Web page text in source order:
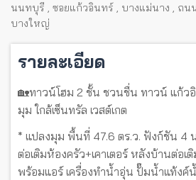
นนทบุรี , ซอยแก้วอินทร์ , บางแม่นาง , ถน
บางใหญ่
รายละเอียด
🏡ทาวน์โฮม 2 ชั้น ชวนชื่น ทาวน์ แก้ว
มุม ใกล้เซ็นทรัล เวสต์เกต
* แปลงมุม พื้นที่ 47.6 ตร.ว. ฟังก์ชัน 4
ต่อเติมห้องครัว+เคาเตอร์ หลังบ้านต่อเ
พร้อมแอร์ เครื่องทำน้ำอุ่น ปั๊มน้ำแท้งค์